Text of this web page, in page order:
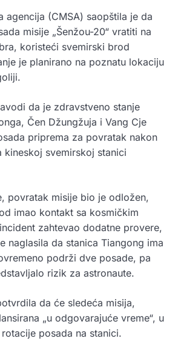
agencija (CMSA) saopštila je da
misije „Šenžou-20“ vratiti na
koristeći svemirski brod
je planirano na poznatu lokaciju
da je zdravstveno stanje
Čen Džungžuja i Vang Cje
priprema za povratak nakon
kineskoj svemirskoj stanici
povratak misije bio je odložen,
imao kontakt sa kosmičkim
zahtevao dodatne provere,
naglasila da stanica Tiangong ima
podrži dve posade, pa
rizik za astronaute.
da će sledeća misija,
„u odgovarajuće vreme“, u
posada na stanici.